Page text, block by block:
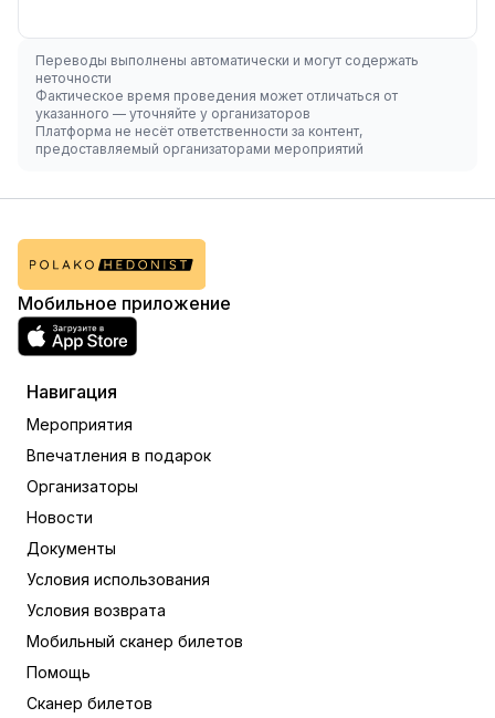
Переводы выполнены автоматически и могут содержать
неточности
Фактическое время проведения может отличаться от
указанного — уточняйте у организаторов
Платформа не несёт ответственности за контент,
предоставляемый организаторами мероприятий
Мобильное приложение
Навигация
Мероприятия
Впечатления в подарок
Организаторы
Новости
Документы
Условия использования
Условия возврата
Мобильный сканер билетов
Помощь
Сканер билетов